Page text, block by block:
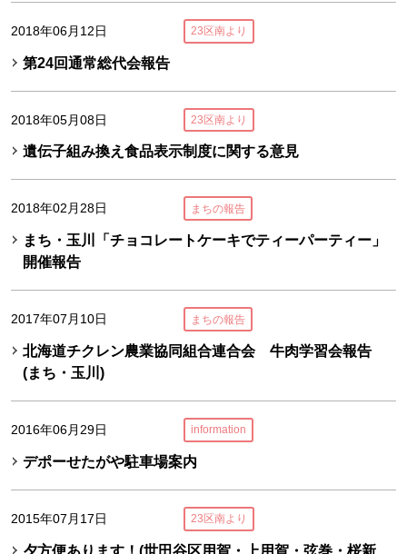
2018年06月12日 23区南より
第24回通常総代会報告
2018年05月08日 23区南より
遺伝子組み換え食品表示制度に関する意見
2018年02月28日 まちの報告
まち・玉川「チョコレートケーキでティーパーティー」
開催報告
2017年07月10日 まちの報告
北海道チクレン農業協同組合連合会 牛肉学習会報告
(まち・玉川)
2016年06月29日 information
デポーせたがや駐車場案内
2015年07月17日 23区南より
夕方便あります！(世田谷区用賀・上用賀・弦巻・桜新